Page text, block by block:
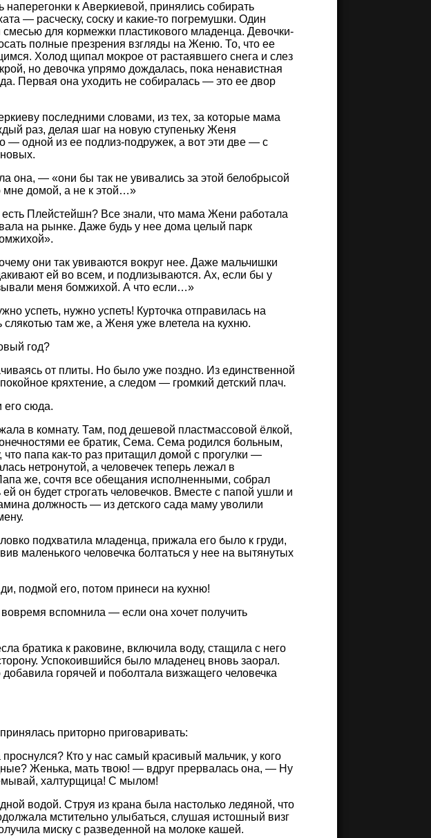
к Аверкиевой, принялись собирать
— расческу, соску и какие-то погремушки. Один
для кормежки пластикового младенца. Девочки-
полные презрения взгляды на Женю. То, что ее
Холод щипал мокрое от растаявшего снега и слез
но девочка упрямо дождалась, пока ненавистная
Первая она уходить не собиралась — это ее двор
последними словами, из тех, за которые мама
раз, делая шаг на новую ступеньку Женя
— одной из ее подлиз-подружек, а вот эти две — с
— «они бы так не увивались за этой белобрысой
мне домой, а не к этой…»
есть Плейстейшн? Все знали, что мама Жени работала
на рынке. Даже будь у нее дома целый парк
они так увиваются вокруг нее. Даже мальчишки
ей во всем, и подлизываются. Ах, если бы у
меня бомжихой. А что если…»
успеть, нужно успеть! Курточка отправилась на
слякотью там же, а Женя уже влетела на кухню.
год?
от плиты. Но было уже поздно. Из единственной
кряхтение, а следом — громкий детский плач.
его сюда.
в комнату. Там, под дешевой пластмассовой ёлкой,
ее братик, Сема. Сема родился больным,
папа как-то раз притащил домой с прогулки —
нетронутой, а человечек теперь лежал в
же, сочтя все обещания исполненными, собрал
он будет строгать человечков. Вместе с папой ушли и
должность — из детского сада маму уволили
подхватила младенца, прижала его было к груди,
маленького человечка болтаться у нее на вытянутых
подмой его, потом принеси на кухню!
вспомнила — если она хочет получить
братика к раковине, включила воду, стащила с него
Успокоившийся было младенец вновь заорал.
горячей и поболтала визжащего человечка
приторно приговаривать:
Кто у нас самый красивый мальчик, у кого
Женька, мать твою! — вдруг прервалась она, — Ну
халтурщица! С мылом!
водой. Струя из крана была настолько ледяной, что
мстительно улыбаться, слушая истошный визг
миску с разведенной на молоке кашей.